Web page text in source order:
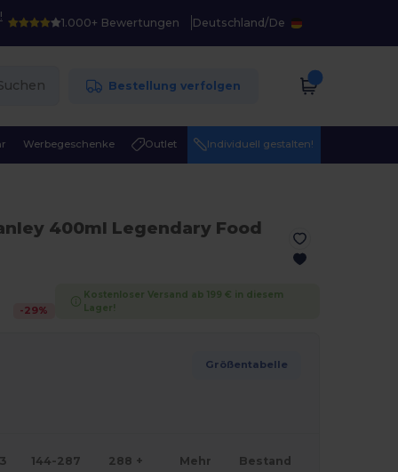
1.000+ Bewertungen Deutschland/De
Bestellung verfolgen
Werbegeschenke Outlet Individuell gestalten!
400ml Legendary Food
-29%
Kostenloser Versand ab 199 € in diesem
Lager!
Größentabelle
144-287 288 + Mehr Bestand